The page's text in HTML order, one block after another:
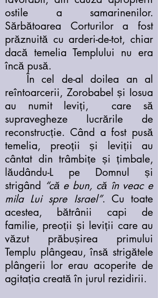
ostile a samarinenilor.
Sărbătoarea Corturilor a fost
prăznuită cu arderi-de-tot, chiar
dacă temelia Templului nu era
încă pusă.
În cel de-al doilea an al
reîntoarcerii, Zorobabel și Iosua
au numit leviți, care să
supravegheze lucrările de
reconstrucție. Când a fost pusă
temelia, preoții și leviții au
cântat din trâmbițe și țimbale,
lăudându-L pe Domnul și
strigând “că e bun, că în veac e
mila Lui spre Israel”. Cu toate
acestea, bătrânii capi de
familie, preoții și leviții care au
văzut prăbușirea primului
Templu plângeau, însă strigătele
plângerii lor erau acoperite de
agitația creată în jurul rezidirii.